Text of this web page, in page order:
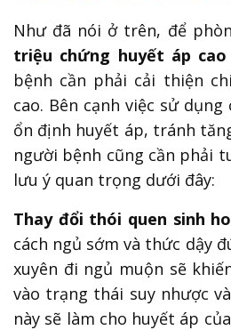
Như đã nói ở trên, để
triệu chứng huyết áp
bệnh cần phải cải thiện
cao. Bên cạnh việc sử
ổn định huyết áp, tránh
người bệnh cũng cần phải
lưu ý quan trọng dưới đây:
Thay đổi thói quen sinh
cách ngủ sớm và thức dậy
xuyên đi ngủ muộn sẽ
vào trạng thái suy nhược
này sẽ làm cho huyết áp